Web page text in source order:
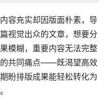
容充实却因版面朴素，导
视觉出众的文章，想要分
模糊，重要内容无法完整
的共同痛点——既渴望高效
盼排版成果能轻松转化为